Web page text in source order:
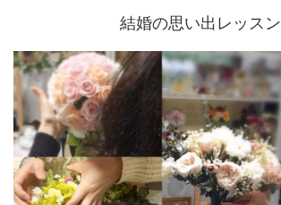
結婚の思い出レッスン